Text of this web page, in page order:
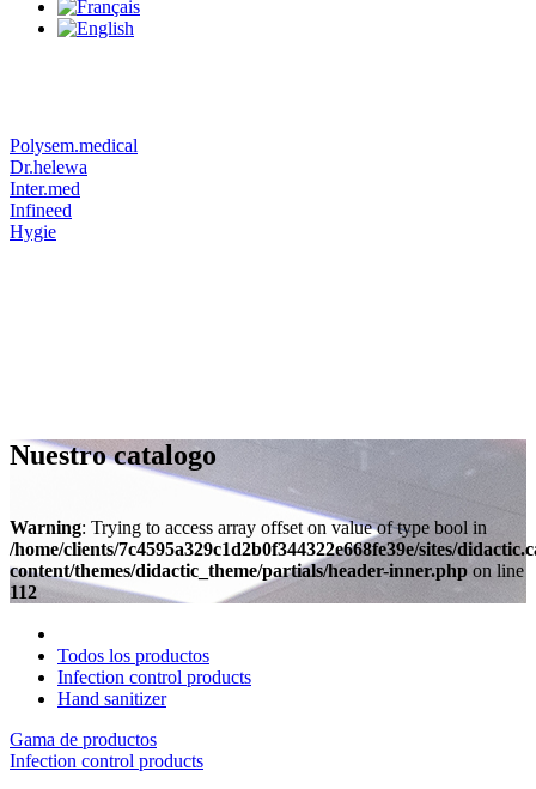
Polysem.medical
Dr.helewa
Inter.med
Infineed
Hygie
Nuestro catalogo
Warning: Trying to access array offset on value of type bool in
/home/clients/7c4595a329c1d2b0f344322e668fe39e/sites/
content/themes/didactic_theme/partials/header-inner.php on line
112
Todos los productos
Infection control products
Hand sanitizer
Gama de productos
Infection control products